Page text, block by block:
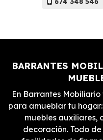
BARRANTES
En Barrantes
para amueblar tu
muebles auxiliares,
decoración. Todo